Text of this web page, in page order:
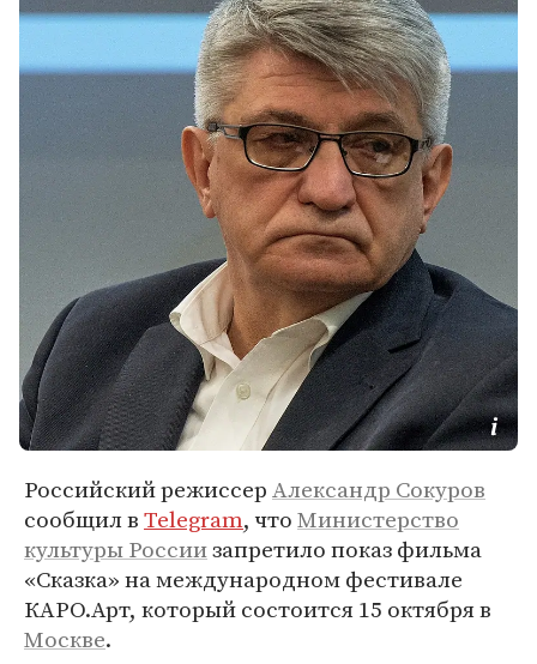
Российский режиссерАлександр Сокуров
сообщил вTelegram, чтоМинистерство
культуры Россиизапретило показ фильма
«Сказка» на международном фестивале
КАРО.Арт, который состоится 15 октября в
Москве.